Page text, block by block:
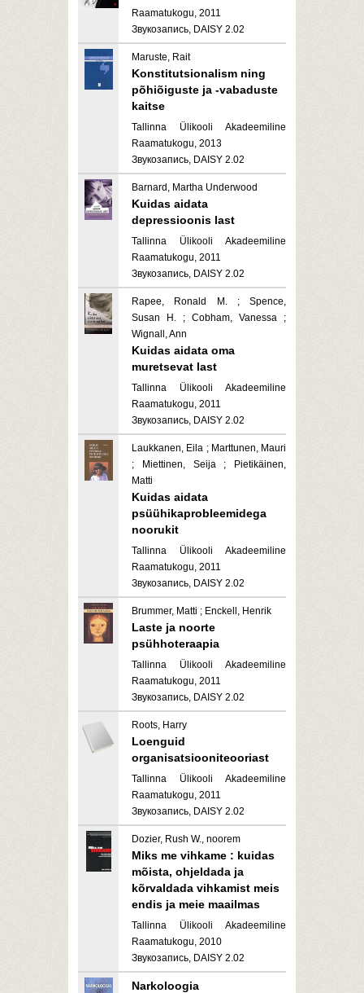
Raamatukogu, 2011
Звукозапись, DAISY 2.02
Maruste, Rait
Konstitutsionalism ning
põhiõiguste ja -vabaduste
kaitse
Tallinna Ülikooli Akadeemiline
Raamatukogu, 2013
Звукозапись, DAISY 2.02
Barnard, Martha Underwood
Kuidas aidata
depressioonis last
Tallinna Ülikooli Akadeemiline
Raamatukogu, 2011
Звукозапись, DAISY 2.02
Rapee, Ronald M. ; Spence,
Susan H. ; Cobham, Vanessa ;
Wignall, Ann
Kuidas aidata oma
muretsevat last
Tallinna Ülikooli Akadeemiline
Raamatukogu, 2011
Звукозапись, DAISY 2.02
Laukkanen, Eila ; Marttunen, Mauri
; Miettinen, Seija ; Pietikäinen,
Matti
Kuidas aidata
psüühikaprobleemidega
noorukit
Tallinna Ülikooli Akadeemiline
Raamatukogu, 2011
Звукозапись, DAISY 2.02
Brummer, Matti ; Enckell, Henrik
Laste ja noorte
psühhoteraapia
Tallinna Ülikooli Akadeemiline
Raamatukogu, 2011
Звукозапись, DAISY 2.02
Roots, Harry
Loenguid
organisatsiooniteooriast
Tallinna Ülikooli Akadeemiline
Raamatukogu, 2011
Звукозапись, DAISY 2.02
Dozier, Rush W., noorem
Miks me vihkame : kuidas
mõista, ohjeldada ja
kõrvaldada vihkamist meis
endis ja meie maailmas
Tallinna Ülikooli Akadeemiline
Raamatukogu, 2010
Звукозапись, DAISY 2.02
Narkoloogia